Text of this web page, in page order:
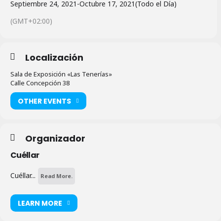
Septiembre 24, 2021 -Octubre 17, 2021(Todo el Día)
(GMT+02:00)
Localización
Sala de Exposición «Las Tenerías»
Calle Concepción 38
OTHER EVENTS
Organizador
Cuéllar
Cuéllar... Read More.
LEARN MORE